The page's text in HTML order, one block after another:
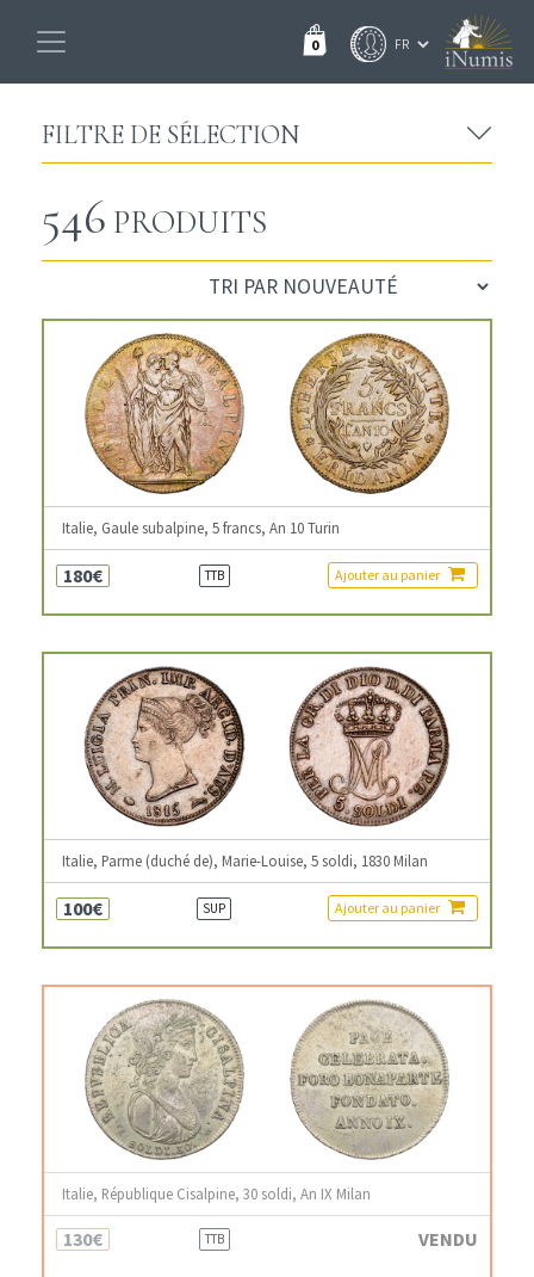
0
FILTRE DE SÉLECTION
546 PRODUITS
Italie, Gaule subalpine, 5 francs, An 10 Turin
180€ TTB Ajouter au panier
Italie, Parme (duché de), Marie-Louise, 5 soldi, 1830 Milan
100€ SUP Ajouter au panier
Italie, République Cisalpine, 30 soldi, An IX Milan
130€ TTB VENDU